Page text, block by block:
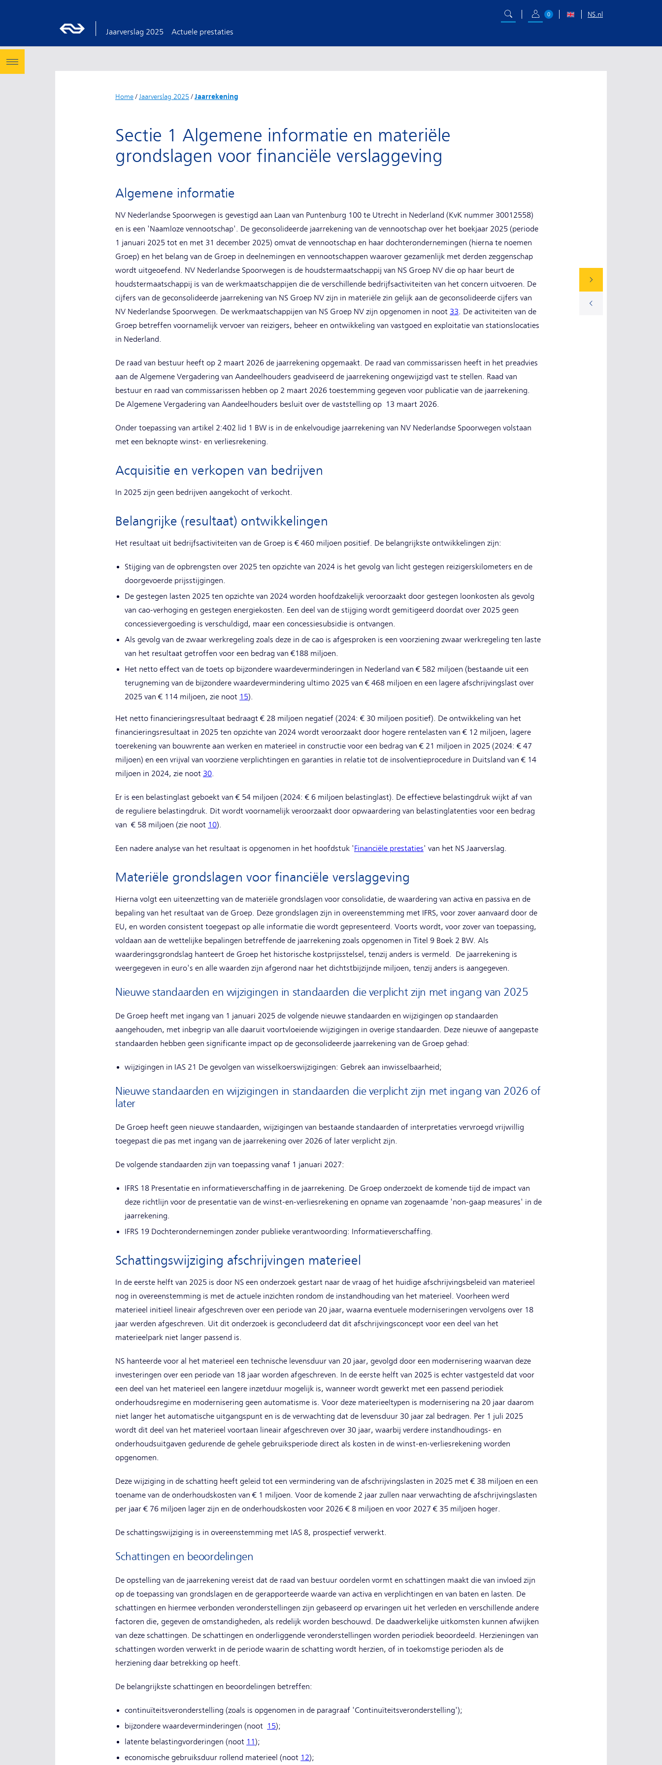
Jaarverslag 2025 Actuele prestaties
0 NS.nl
Home/ Jaarverslag 2025 /Jaarrekening
Sectie 1 Algemene informatie en materiële
grondslagen voor financiële verslaggeving
Algemene informatie
NV Nederlandse Spoorwegen is gevestigd aan Laan van Puntenburg 100 te Utrecht in Nederland (KvK nummer 30012558)
en is een 'Naamloze vennootschap'. De geconsolideerde jaarrekening van de vennootschap over het boekjaar 2025 (periode
1 januari 2025 tot en met 31 december 2025) omvat de vennootschap en haar dochterondernemingen (hierna te noemen
Groep) en het belang van de Groep in deelnemingen en vennootschappen waarover gezamenlijk met derden zeggenschap
wordt uitgeoefend. NV Nederlandse Spoorwegen is de houdstermaatschappij van NS Groep NV die op haar beurt de
houdstermaatschappij is van de werkmaatschappijen die de verschillende bedrijfsactiviteiten van het concern uitvoeren. De
cijfers van de geconsolideerde jaarrekening van NS Groep NV zijn in materiële zin gelijk aan de geconsolideerde cijfers van
NV Nederlandse Spoorwegen. De werkmaatschappijen van NS Groep NV zijn opgenomen in noot 33. De activiteiten van de
Groep betreffen voornamelijk vervoer van reizigers, beheer en ontwikkeling van vastgoed en exploitatie van stationslocaties
in Nederland.
De raad van bestuur heeft op 2 maart 2026 de jaarrekening opgemaakt. De raad van commissarissen heeft in het preadvies
aan de Algemene Vergadering van Aandeelhouders geadviseerd de jaarrekening ongewijzigd vast te stellen. Raad van
bestuur en raad van commissarissen hebben op 2 maart 2026 toestemming gegeven voor publicatie van de jaarrekening.
De Algemene Vergadering van Aandeelhouders besluit over de vaststelling op 13 maart 2026.
Onder toepassing van artikel 2:402 lid 1 BW is in de enkelvoudige jaarrekening van NV Nederlandse Spoorwegen volstaan
met een beknopte winst- en verliesrekening.
Acquisitie en verkopen van bedrijven
In 2025 zijn geen bedrijven aangekocht of verkocht.
Belangrijke (resultaat) ontwikkelingen
Het resultaat uit bedrijfsactiviteiten van de Groep is € 460 miljoen positief. De belangrijkste ontwikkelingen zijn:
Stijging van de opbrengsten over 2025 ten opzichte van 2024 is het gevolg van licht gestegen reizigerskilometers en de
doorgevoerde prijsstijgingen.
De gestegen lasten 2025 ten opzichte van 2024 worden hoofdzakelijk veroorzaakt door gestegen loonkosten als gevolg
van cao-verhoging en gestegen energiekosten. Een deel van de stijging wordt gemitigeerd doordat over 2025 geen
concessievergoeding is verschuldigd, maar een concessiesubsidie is ontvangen.
Als gevolg van de zwaar werkregeling zoals deze in de cao is afgesproken is een voorziening zwaar werkregeling ten laste
van het resultaat getroffen voor een bedrag van €188 miljoen.
Het netto effect van de toets op bijzondere waardeverminderingen in Nederland van € 582 miljoen (bestaande uit een
terugneming van de bijzondere waardevermindering ultimo 2025 van € 468 miljoen en een lagere afschrijvingslast over
2025 van € 114 miljoen, zie noot 15).
Het netto financieringsresultaat bedraagt € 28 miljoen negatief (2024: € 30 miljoen positief). De ontwikkeling van het
financieringsresultaat in 2025 ten opzichte van 2024 wordt veroorzaakt door hogere rentelasten van € 12 miljoen, lagere
toerekening van bouwrente aan werken en materieel in constructie voor een bedrag van € 21 miljoen in 2025 (2024: € 47
miljoen) en een vrijval van voorziene verplichtingen en garanties in relatie tot de insolventieprocedure in Duitsland van € 14
miljoen in 2024, zie noot 30.
Er is een belastinglast geboekt van € 54 miljoen (2024: € 6 miljoen belastinglast). De effectieve belastingdruk wijkt af van
de reguliere belastingdruk. Dit wordt voornamelijk veroorzaakt door opwaardering van belastinglatenties voor een bedrag
van € 58 miljoen (zie noot 10).
Een nadere analyse van het resultaat is opgenomen in het hoofdstuk 'Financiële prestaties' van het NS Jaarverslag.
Materiële grondslagen voor financiële verslaggeving
Hierna volgt een uiteenzetting van de materiële grondslagen voor consolidatie, de waardering van activa en passiva en de
bepaling van het resultaat van de Groep. Deze grondslagen zijn in overeenstemming met IFRS, voor zover aanvaard door de
EU, en worden consistent toegepast op alle informatie die wordt gepresenteerd. Voorts wordt, voor zover van toepassing,
voldaan aan de wettelijke bepalingen betreffende de jaarrekening zoals opgenomen in Titel 9 Boek 2 BW. Als
waarderingsgrondslag hanteert de Groep het historische kostprijsstelsel, tenzij anders is vermeld. De jaarrekening is
weergegeven in euro's en alle waarden zijn afgerond naar het dichtstbijzijnde miljoen, tenzij anders is aangegeven.
Nieuwe standaarden en wijzigingen in standaarden die verplicht zijn met ingang van 2025
De Groep heeft met ingang van 1 januari 2025 de volgende nieuwe standaarden en wijzigingen op standaarden
aangehouden, met inbegrip van alle daaruit voortvloeiende wijzigingen in overige standaarden. Deze nieuwe of aangepaste
standaarden hebben geen significante impact op de geconsolideerde jaarrekening van de Groep gehad:
wijzigingen in IAS 21 De gevolgen van wisselkoerswijzigingen: Gebrek aan inwisselbaarheid;
Nieuwe standaarden en wijzigingen in standaarden die verplicht zijn met ingang van 2026 of
later
De Groep heeft geen nieuwe standaarden, wijzigingen van bestaande standaarden of interpretaties vervroegd vrijwillig
toegepast die pas met ingang van de jaarrekening over 2026 of later verplicht zijn.
De volgende standaarden zijn van toepassing vanaf 1 januari 2027:
IFRS 18 Presentatie en informatieverschaffing in de jaarrekening. De Groep onderzoekt de komende tijd de impact van
deze richtlijn voor de presentatie van de winst-en-verliesrekening en opname van zogenaamde 'non-gaap measures' in de
jaarrekening.
IFRS 19 Dochterondernemingen zonder publieke verantwoording: Informatieverschaffing.
Schattingswijziging afschrijvingen materieel
In de eerste helft van 2025 is door NS een onderzoek gestart naar de vraag of het huidige afschrijvingsbeleid van materieel
nog in overeenstemming is met de actuele inzichten rondom de instandhouding van het materieel. Voorheen werd
materieel initieel lineair afgeschreven over een periode van 20 jaar, waarna eventuele moderniseringen vervolgens over 18
jaar werden afgeschreven. Uit dit onderzoek is geconcludeerd dat dit afschrijvingsconcept voor een deel van het
materieelpark niet langer passend is.
NS hanteerde voor al het materieel een technische levensduur van 20 jaar, gevolgd door een modernisering waarvan deze
investeringen over een periode van 18 jaar worden afgeschreven. In de eerste helft van 2025 is echter vastgesteld dat voor
een deel van het materieel een langere inzetduur mogelijk is, wanneer wordt gewerkt met een passend periodiek
onderhoudsregime en modernisering geen automatisme is. Voor deze materieeltypen is modernisering na 20 jaar daarom
niet langer het automatische uitgangspunt en is de verwachting dat de levensduur 30 jaar zal bedragen. Per 1 juli 2025
wordt dit deel van het materieel voortaan lineair afgeschreven over 30 jaar, waarbij verdere instandhoudings- en
onderhoudsuitgaven gedurende de gehele gebruiksperiode direct als kosten in de winst-en-verliesrekening worden
opgenomen.
Deze wijziging in de schatting heeft geleid tot een vermindering van de afschrijvingslasten in 2025 met € 38 miljoen en een
toename van de onderhoudskosten van € 1 miljoen. Voor de komende 2 jaar zullen naar verwachting de afschrijvingslasten
per jaar € 76 miljoen lager zijn en de onderhoudskosten voor 2026 € 8 miljoen en voor 2027 € 35 miljoen hoger.
De schattingswijziging is in overeenstemming met IAS 8, prospectief verwerkt.
Schattingen en beoordelingen
De opstelling van de jaarrekening vereist dat de raad van bestuur oordelen vormt en schattingen maakt die van invloed zijn
op de toepassing van grondslagen en de gerapporteerde waarde van activa en verplichtingen en van baten en lasten. De
schattingen en hiermee verbonden veronderstellingen zijn gebaseerd op ervaringen uit het verleden en verschillende andere
factoren die, gegeven de omstandigheden, als redelijk worden beschouwd. De daadwerkelijke uitkomsten kunnen afwijken
van deze schattingen. De schattingen en onderliggende veronderstellingen worden periodiek beoordeeld. Herzieningen van
schattingen worden verwerkt in de periode waarin de schatting wordt herzien, of in toekomstige perioden als de
herziening daar betrekking op heeft.
De belangrijkste schattingen en beoordelingen betreffen:
continuïteitsveronderstelling (zoals is opgenomen in de paragraaf 'Continuïteitsveronderstelling');
bijzondere waardeverminderingen (noot 15);
latente belastingvorderingen (noot 11);
economische gebruiksduur rollend materieel (noot 12);